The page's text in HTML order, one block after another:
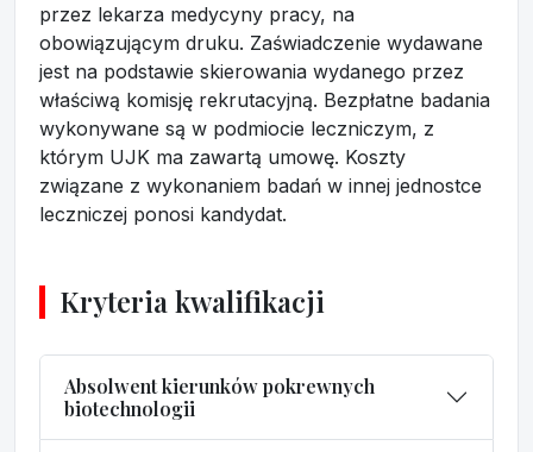
przez lekarza medycyny pracy, na
obowiązującym druku. Zaświadczenie wydawane
jest na podstawie skierowania wydanego przez
właściwą komisję rekrutacyjną. Bezpłatne badania
wykonywane są w podmiocie leczniczym, z
którym UJK ma zawartą umowę. Koszty
związane z wykonaniem badań w innej jednostce
leczniczej ponosi kandydat.
Kryteria kwalifikacji
Absolwent kierunków pokrewnych
biotechnologii